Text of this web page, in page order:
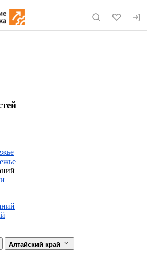
по сайту eqinfo.ru
сельхозтехника»
Алтайский край